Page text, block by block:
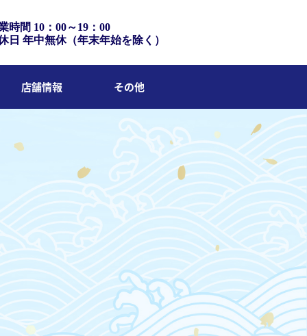
時間 10：00～19：00
日 年中無休（年末年始を除く）
店舗情報 その他